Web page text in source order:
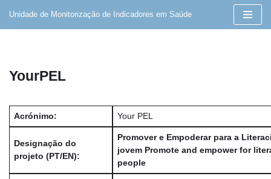
Avançar
conteúdo
Unidade de Monitorização de Indicadores em Saúde
YourPEL
Acrónimo: Your PEL
Designação do
projeto (PT/EN):
Promover e Empoderar para a
jovem Promote and empower for
people